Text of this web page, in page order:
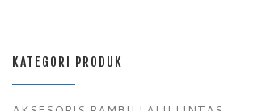
KATEGORI PRODUK